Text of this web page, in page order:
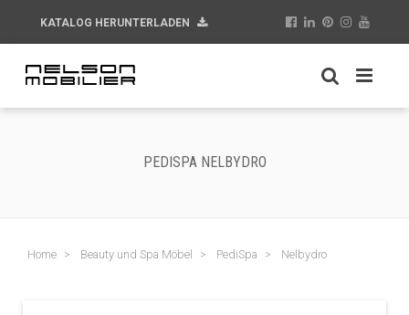
KATALOG HERUNTERLADEN
PEDISPA NELBYDRO
Home Beauty und Spa Möbel PediSpa Nelbydro